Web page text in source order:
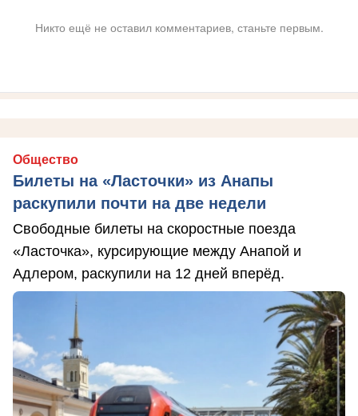
Никто ещё не оставил комментариев, станьте первым.
Общество
Билеты на «Ласточки» из Анапы
раскупили почти на две недели
Свободные билеты на скоростные поезда
«Ласточка», курсирующие между Анапой и
Адлером, раскупили на 12 дней вперёд.